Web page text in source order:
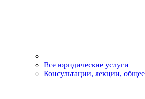
Все юридические услуги
Консультации, лекции, общее